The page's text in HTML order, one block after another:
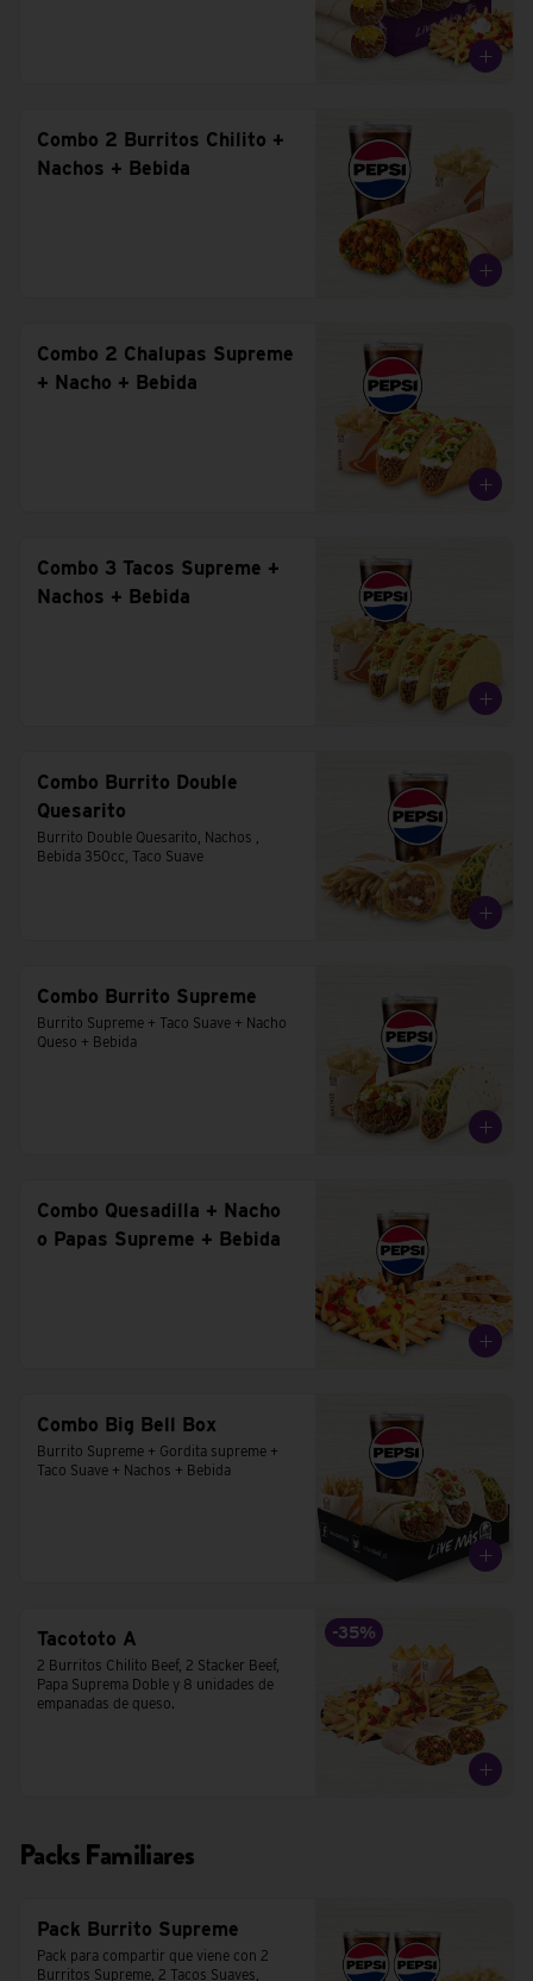
Combo 2 Burritos Chilito +
Nachos + Bebida
Combo 2 Chalupas Supreme
+ Nacho + Bebida
Combo 3 Tacos Supreme +
Nachos + Bebida
Combo Burrito Double
Quesarito
Burrito Double Quesarito, Nachos ,
Bebida 350cc, Taco Suave
Combo Burrito Supreme
Burrito Supreme + Taco Suave + Nacho
Queso + Bebida
Combo Quesadilla + Nacho
o Papas Supreme + Bebida
Combo Big Bell Box
Burrito Supreme + Gordita supreme +
Taco Suave + Nachos + Bebida
-35%
Tacototo A
2 Burritos Chilito Beef, 2 Stacker Beef,
Papa Suprema Doble y 8 unidades de
empanadas de queso.
Packs Familiares
Pack Burrito Supreme
Pack para compartir que viene con 2
Burritos Supreme, 2 Tacos Suaves,